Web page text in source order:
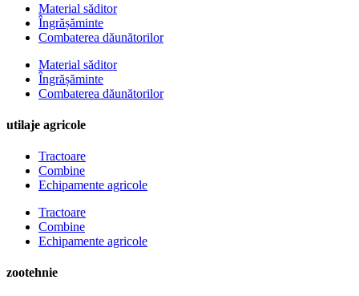
Material săditor
Îngrășăminte
Combaterea dăunătorilor
Material săditor
Îngrășăminte
Combaterea dăunătorilor
utilaje agricole
Tractoare
Combine
Echipamente agricole
Tractoare
Combine
Echipamente agricole
zootehnie